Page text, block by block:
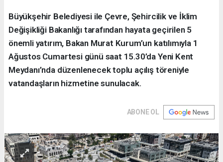
Büyükşehir Belediyesi ile Çevre, Şehircilik ve İklim
Değişikliği Bakanlığı tarafından hayata geçirilen 5
önemli yatırım, Bakan Murat Kurum’un katılımıyla 1
Ağustos Cumartesi günü saat 15.30’da Yeni Kent
Meydanı’nda düzenlenecek toplu açılış töreniyle
vatandaşların hizmetine sunulacak.
ABONE OL